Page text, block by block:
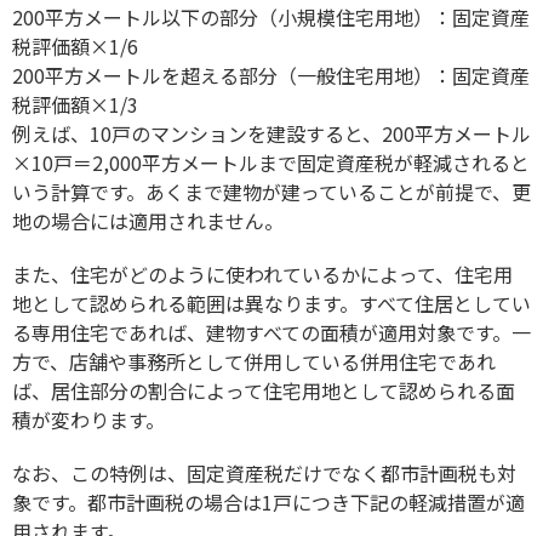
200平方メートル以下の部分（小規模住宅用地）：固定資産
税評価額×1/6
200平方メートルを超える部分（一般住宅用地）：固定資産
税評価額×1/3
例えば、10戸のマンションを建設すると、200平方メートル
×10戸＝2,000平方メートルまで固定資産税が軽減されると
いう計算です。あくまで建物が建っていることが前提で、更
地の場合には適用されません。
また、住宅がどのように使われているかによって、住宅用
地として認められる範囲は異なります。すべて住居としてい
る専用住宅であれば、建物すべての面積が適用対象です。一
方で、店舗や事務所として併用している併用住宅であれ
ば、居住部分の割合によって住宅用地として認められる面
積が変わります。
なお、この特例は、固定資産税だけでなく都市計画税も対
象です。都市計画税の場合は1戸につき下記の軽減措置が適